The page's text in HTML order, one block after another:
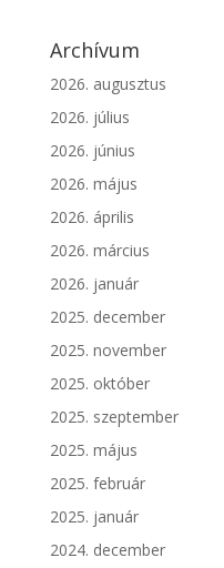
Archívum
2026. augusztus
2026. július
2026. június
2026. május
2026. április
2026. március
2026. január
2025. december
2025. november
2025. október
2025. szeptember
2025. május
2025. február
2025. január
2024. december